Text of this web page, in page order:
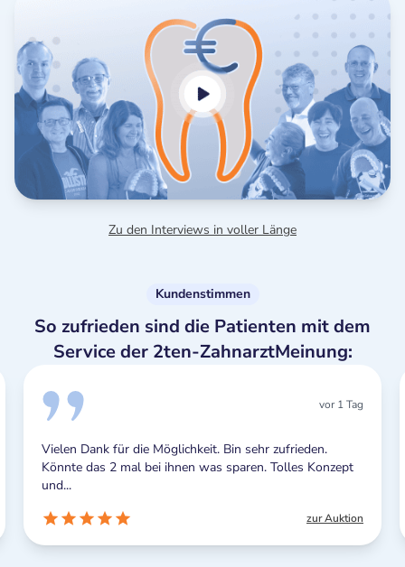
Zu den Interviews in voller Länge
Kundenstimmen
So zufrieden sind die Patienten mit dem
Service der 2ten-ZahnarztMeinung:
Bin sehr zufrieden.
was sparen. Tolles Konzept
Ich kann nichts Negatives
Benachrichtigungen